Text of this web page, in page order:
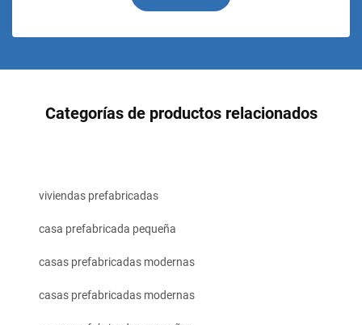
Categorías de productos relacionados
viviendas prefabricadas
casa prefabricada pequeña
casas prefabricadas modernas
casas prefabricadas modernas